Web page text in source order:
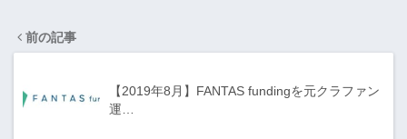
前の記事
【2019年8月】FANTAS fundingを元クラファン
運…